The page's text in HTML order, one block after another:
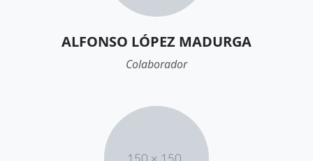
ALFONSO LÓPEZ MADURGA
Colaborador